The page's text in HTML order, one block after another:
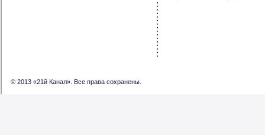
© 2013 «21й Канал». Все права сохранены.